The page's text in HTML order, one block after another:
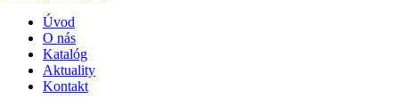
Úvod
O nás
Katalóg
Aktuality
Kontakt